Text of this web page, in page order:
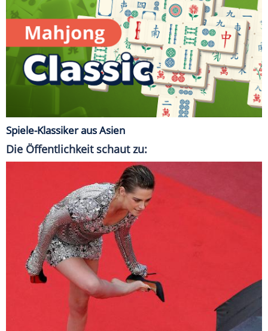
Spiele-Klassiker aus Asien
Die Öffentlichkeit schaut zu: